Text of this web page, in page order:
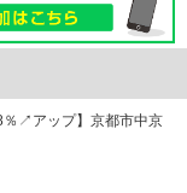
％↗アップ】京都市中京